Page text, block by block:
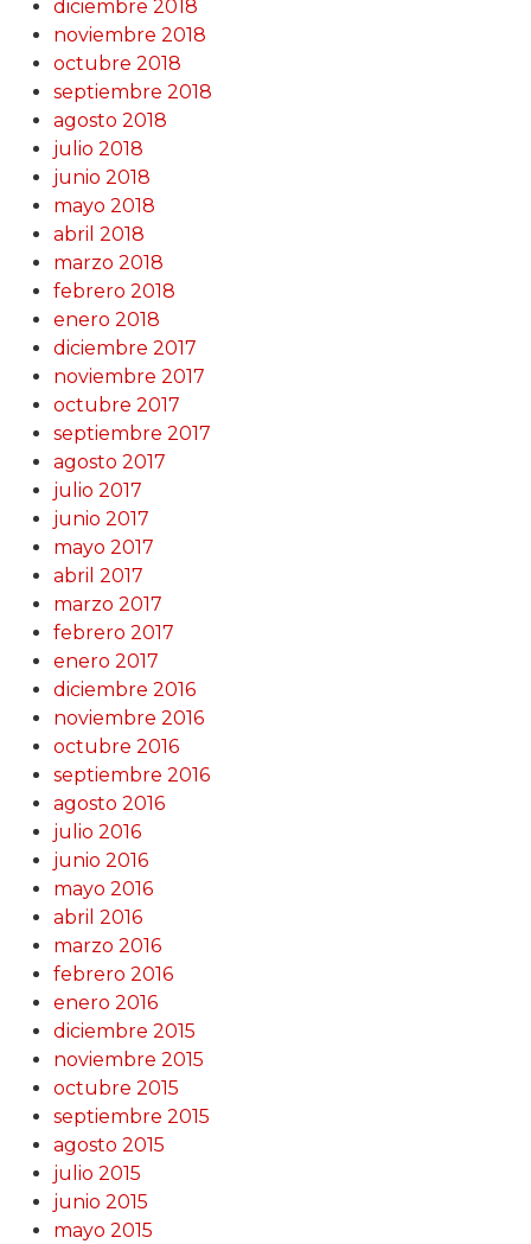
diciembre 2018
noviembre 2018
octubre 2018
septiembre 2018
agosto 2018
julio 2018
junio 2018
mayo 2018
abril 2018
marzo 2018
febrero 2018
enero 2018
diciembre 2017
noviembre 2017
octubre 2017
septiembre 2017
agosto 2017
julio 2017
junio 2017
mayo 2017
abril 2017
marzo 2017
febrero 2017
enero 2017
diciembre 2016
noviembre 2016
octubre 2016
septiembre 2016
agosto 2016
julio 2016
junio 2016
mayo 2016
abril 2016
marzo 2016
febrero 2016
enero 2016
diciembre 2015
noviembre 2015
octubre 2015
septiembre 2015
agosto 2015
julio 2015
junio 2015
mayo 2015